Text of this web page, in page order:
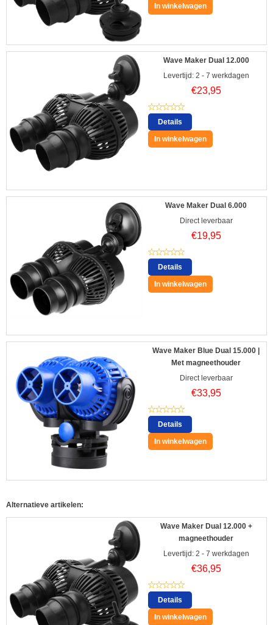
In winkelwagen
Wave Maker Dual 12.000
Levertijd: 2 - 7 werkdagen
€23,95
Details
In winkelwagen
Wave Maker Dual 6.000
Direct leverbaar
€19,95
Details
In winkelwagen
Wave Maker Blue Dual 15.000 |
Met magneethouder
Direct leverbaar
€33,95
Details
In winkelwagen
Alternatieve artikelen:
Wave Maker Dual 12.000 +
magneethouder
Levertijd: 2 - 7 werkdagen
€36,95
Details
In winkelwagen